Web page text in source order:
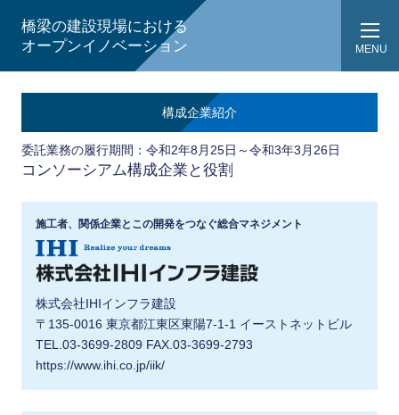
橋梁の建設現場における
オープンイノベーション
MENU
構成企業紹介
委託業務の履行期間：令和2年8月25日～令和3年3月26日
コンソーシアム構成企業と役割
施工者、関係企業とこの開発をつなぐ総合マネジメント
株式会社IHIインフラ建設
〒135-0016 東京都江東区東陽7-1-1 イーストネットビル
TEL.03-3699-2809 FAX.03-3699-2793
https://www.ihi.co.jp/iik/